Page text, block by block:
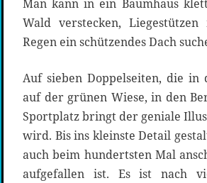
Man kann in ein Baumhaus
Wald verstecken,
Regen ein schützendes Dach
Auf sieben Doppelseiten, die in
auf der grünen Wiese, in den
Sportplatz bringt der geniale
wird. Bis ins kleinste Detail
auch beim hundertsten Mal
aufgefallen ist. Es ist nach